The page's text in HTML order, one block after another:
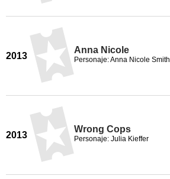
2013
Anna Nicole
Personaje: Anna Nicole Smith
2013
Wrong Cops
Personaje: Julia Kieffer